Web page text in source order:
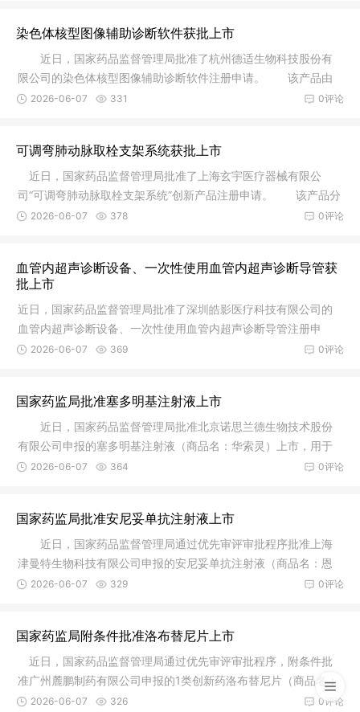
染色体核型图像辅助诊断软件获批上市
近日，国家药品监督管理局批准了杭州德适生物科技股份有
限公司的染色体核型图像辅助诊断软件注册申请。 该产品由
软件安装
0评论
2026-06-07 331
可调弯肺动脉取栓支架系统获批上市
近日，国家药品监督管理局批准了上海玄宇医疗器械有限公
司“可调弯肺动脉取栓支架系统”创新产品注册申请。 该产品分
为调弯
0评论
2026-06-07 378
血管内超声诊断设备、一次性使用血管内超声诊断导管获
批上市
近日，国家药品监督管理局批准了深圳皓影医疗科技有限公司的
血管内超声诊断设备、一次性使用血管内超声诊断导管注册申
请。血管内
0评论
2026-06-07 369
国家药监局批准塞多明基注射液上市
近日，国家药品监督管理局批准北京诺思兰德生物技术股份
有限公司申报的塞多明基注射液（商品名：华索灵）上市，用于
治疗不适
0评论
2026-06-07 364
国家药监局批准安尼妥单抗注射液上市
近日，国家药品监督管理局通过优先审评审批程序批准上海
津曼特生物科技有限公司申报的安尼妥单抗注射液（商品名：恩
尼妥）上
0评论
2026-06-07 329
国家药监局附条件批准洛布替尼片上市
近日，国家药品监督管理局通过优先审评审批程序，附条件批
准广州麓鹏制药有限公司申报的1类创新药洛布替尼片（商品名：
麓可达
0评论
2026-06-07 326